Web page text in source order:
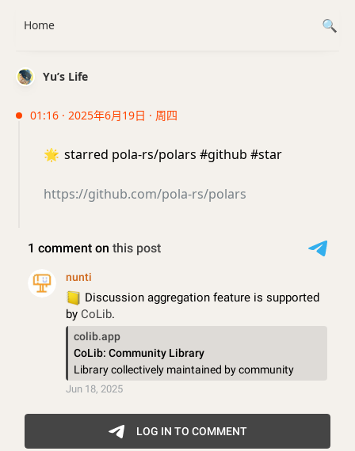
Yu’s Life
01:16 · 2025年6月19日 · 周四
🌟 starred pola-rs/polars #github #star
https://github.com/pola-rs/polars
Home